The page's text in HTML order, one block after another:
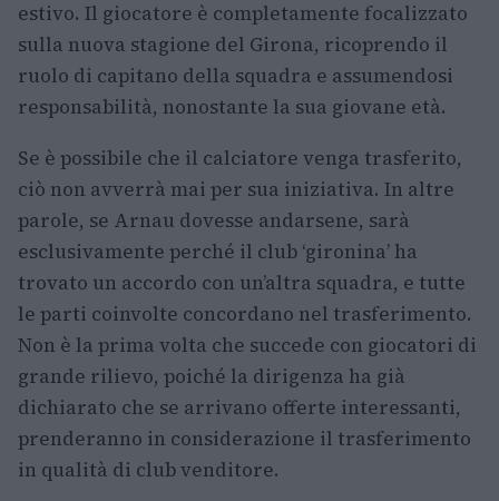
estivo. Il giocatore è completamente focalizzato
sulla nuova stagione del Girona, ricoprendo il
ruolo di capitano della squadra e assumendosi
responsabilità, nonostante la sua giovane età.
Se è possibile che il calciatore venga trasferito,
ciò non avverrà mai per sua iniziativa. In altre
parole, se Arnau dovesse andarsene, sarà
esclusivamente perché il club ‘gironina’ ha
trovato un accordo con un’altra squadra, e tutte
le parti coinvolte concordano nel trasferimento.
Non è la prima volta che succede con giocatori di
grande rilievo, poiché la dirigenza ha già
dichiarato che se arrivano offerte interessanti,
prenderanno in considerazione il trasferimento
in qualità di club venditore.